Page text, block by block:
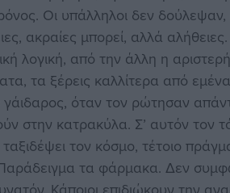
Οι υπάλληλοι δεν
ακραίες μπορεί, αλλά
λογική, από την άλλη η
τα ξέρεις καλλίτερα από
όταν τον ρώτησαν
στην κατρακύλα. Σ’ αυτόν τον
τον κόσμο, τέτοιο
τα φάρμακα. Δεν